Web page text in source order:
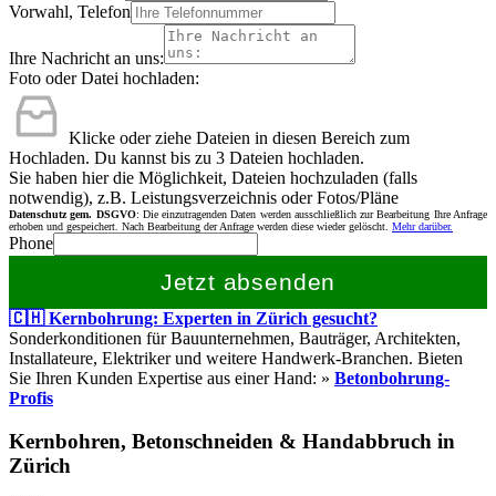
Vorwahl, Telefon
Ihre Nachricht an uns:
Foto oder Datei hochladen:
Klicke oder ziehe Dateien in diesen Bereich zum
Hochladen. Du kannst bis zu 3 Dateien hochladen.
Sie haben hier die Möglichkeit, Dateien hochzuladen (falls
notwendig), z.B. Leistungsverzeichnis oder Fotos/Pläne
Datenschutz gem. DSGVO: Die einzutragenden Daten werden ausschließlich zur Bearbeitung Ihre Anfrage
erhoben und gespeichert. Nach Bearbeitung der Anfrage werden diese wieder gelöscht. Mehr darüber.
Phone
Jetzt absenden
🇨🇭 Kernbohrung: Experten in Zürich gesucht?
Sonderkonditionen für Bauunternehmen, Bauträger, Architekten,
Installateure, Elektriker und weitere Handwerk-Branchen. Bieten
Sie Ihren Kunden Expertise aus einer Hand: » Betonbohrung-
Profis
Kernbohren, Betonschneiden & Handabbruch in
Zürich